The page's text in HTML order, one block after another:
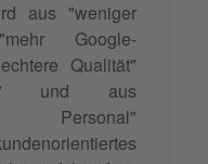
aus "weniger
Google-
Qualität"
und aus
Personal"